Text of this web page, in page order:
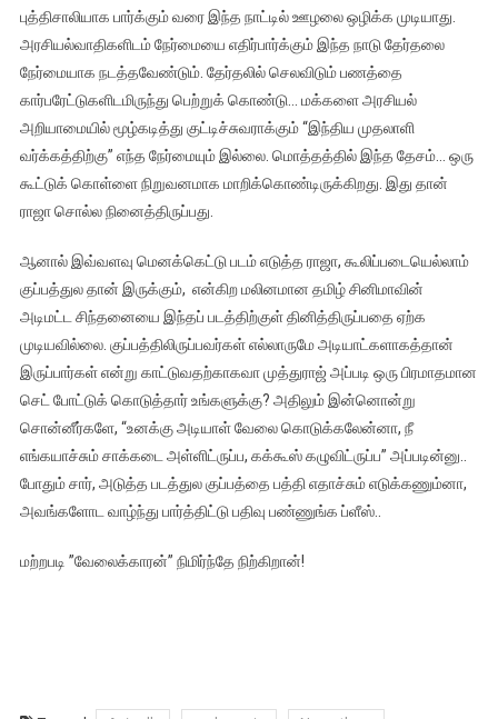
புத்திசாலியாக பார்க்கும் வரை இந்த நாட்டில் ஊழலை ஒழிக்க முடியாது.
அரசியல்வாதிகளிடம் நேர்மையை எதிர்பார்க்கும் இந்த நாடு தேர்தலை
நேர்மையாக நடத்தவேண்டும். தேர்தலில் செலவிடும் பணத்தை
கார்பரேட்டுகளிடமிருந்து பெற்றுக் கொண்டு… மக்களை அரசியல்
அறியாமையில் மூழ்கடித்து குட்டிச்சுவராக்கும் “இந்திய முதலாளி
வர்க்கத்திற்கு” எந்த நேர்மையும் இல்லை. மொத்தத்தில் இந்த தேசம்… ஒரு
கூட்டுக் கொள்ளை நிறுவனமாக மாறிக்கொண்டிருக்கிறது. இது தான்
ராஜா சொல்ல நினைத்திருப்பது.
ஆனால் இவ்வளவு மெனக்கெட்டு படம் எடுத்த ராஜா, கூலிப்படையெல்லாம்
குப்பத்துல தான் இருக்கும், என்கிற மலினமான தமிழ் சினிமாவின்
அடிமட்ட சிந்தனையை இந்தப் படத்திற்குள் தினித்திருப்பதை ஏற்க
முடியவில்லை. குப்பத்திலிருப்பவர்கள் எல்லாருமே அடியாட்களாகத்தான்
இருப்பார்கள் என்று காட்டுவதற்காகவா முத்துராஜ் அப்படி ஒரு பிரமாதமான
செட் போட்டுக் கொடுத்தார் உங்களுக்கு? அதிலும் இன்னொன்று
சொன்னீர்களே, “உனக்கு அடியாள் வேலை கொடுக்கலேன்னா, நீ
எங்கயாச்சும் சாக்கடை அள்ளிட்ருப்ப, கக்கூஸ் கழுவிட்ருப்ப” அப்படின்னு..
போதும் சார், அடுத்த படத்துல குப்பத்தை பத்தி எதாச்சும் எடுக்கணும்னா,
அவங்களோட வாழ்ந்து பார்த்திட்டு பதிவு பண்ணுங்க ப்ளீஸ்..
மற்றபடி ”வேலைக்காரன்” நிமிர்ந்தே நிற்கிறான்!